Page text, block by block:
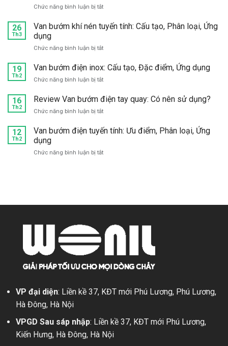
lật
bích:
nào
Chức năng bình luận bị tắtở
van
1
bướm
304,
chất
lượng
đâu?
26
Th3
Van bướm khí nén tuyến tính: Cấu tạo, Phân loại, Ứng
dụng
Chức năng bình luận bị tắtở
bướm
nén
tính:
Phân
loại,
dụng
19
Th2
Van bướm điện inox: Cấu tạo, Đặc điểm, Ứng dụng
Chức năng bình luận bị tắtở
bướm
điện
inox:
tạo,
16
Th2
Review Van bướm điện tay quay: Có nên sử dụng?
Chức năng bình luận bị tắtở
Van
tay
12
Th2
Van bướm điện tuyến tính: Ưu điểm, Phân loại, Ứng
dụng
Chức năng bình luận bị tắtở
Ưu
loại,
VP đại diện: Liền kề 37, KĐT mới Phú Lương, Phú Lương,
Hà Đông, Hà Nội
VPGD Sau sáp nhập: Liền kề 37, KĐT mới Phú Lương,
Kiến Hưng, Hà Đông, Hà Nội